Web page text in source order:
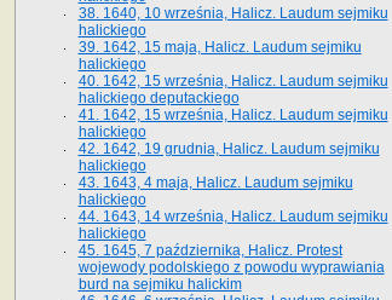
38. 1640, 10 września, Halicz. Laudum sejmiku
halickiego
39. 1642, 15 maja, Halicz. Laudum sejmiku
halickiego
40. 1642, 15 września, Halicz. Laudum sejmiku
halickiego deputackiego
41. 1642, 15 września, Halicz. Laudum sejmiku
halickiego
42. 1642, 19 grudnia, Halicz. Laudum sejmiku
halickiego
43. 1643, 4 maja, Halicz. Laudum sejmiku
halickiego
44. 1643, 14 września, Halicz. Laudum sejmiku
halickiego
45. 1645, 7 października, Halicz. Protest
wojewody podolskiego z powodu wyprawiania
burd na sejmiku halickim